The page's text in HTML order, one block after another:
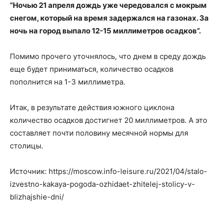
“Ночью 21 апреля дождь уже чередовался с мокрым
снегом, который на время задержался на газонах. За
ночь на город выпало 12-15 миллиметров осадков”.
Помимо прочего уточнялось, что днем в среду дождь
еще будет приниматься, количество осадков
пополнится на 1-3 миллиметра.
Итак, в результате действия южного циклона
количество осадков достигнет 20 миллиметров. А это
составляет почти половину месячной нормы для
столицы.
Источник: https://moscow.info-leisure.ru/2021/04/stalo-
izvestno-kakaya-pogoda-ozhidaet-zhitelej-stolicy-v-
blizhajshie-dni/